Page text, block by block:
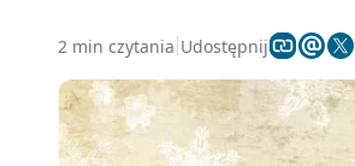
2 min czytania Udostępnij